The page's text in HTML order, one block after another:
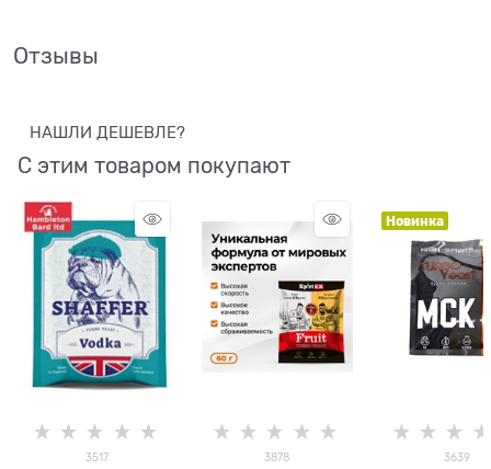
Отзывы
НАШЛИ ДЕШЕВЛЕ?
С этим товаром покупают
3517 3878
Новинка
3639